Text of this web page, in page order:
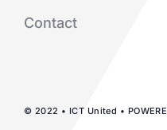
Contact
© 2022 • ICT United •